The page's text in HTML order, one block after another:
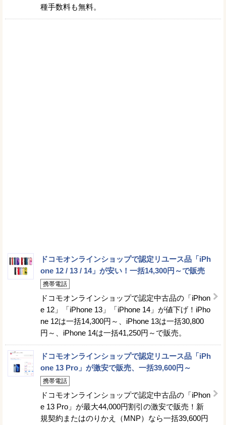
種手数料も無料。
ドコモオンラインショップで認定リユース品「iPh
one 12 / 13 / 14」が安い！一括14,300円～で販売
携帯電話
ドコモオンラインショップで認定中古品の「iPhon
e 12」「iPhone 13」「iPhone 14」が値下げ！iPho
ne 12は一括14,300円～、iPhone 13は一括30,800
円～、iPhone 14は一括41,250円～で販売。
ドコモオンラインショップで認定リユース品「iPh
one 13 Pro」が激安で販売、一括39,600円～
携帯電話
ドコモオンラインショップで認定中古品の「iPhon
e 13 Pro」が最大44,000円割引の激安で販売！新
規契約またはのりかえ（MNP）なら一括39,600円